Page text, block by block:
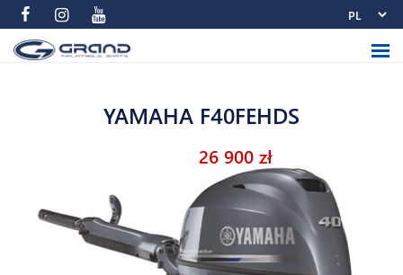
YAMAHA F40FEHDS
26 900 zł